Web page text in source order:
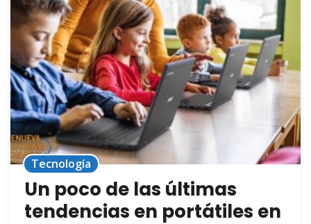
Tecnología
Un poco de las últimas
tendencias en portátiles en